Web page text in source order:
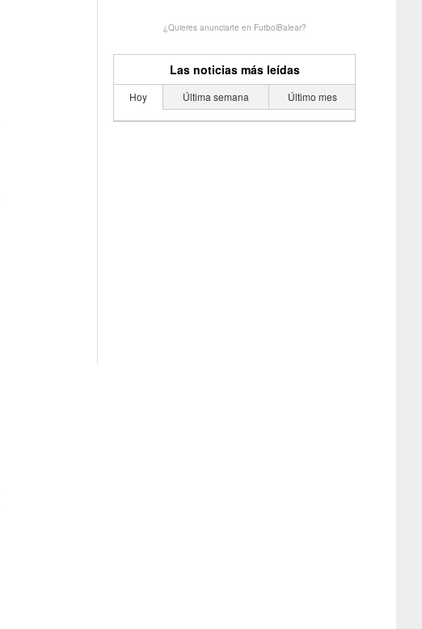
¿Quieres anunciarte en FutbolBalear?
Las noticias más leídas
Hoy Última semana Último mes